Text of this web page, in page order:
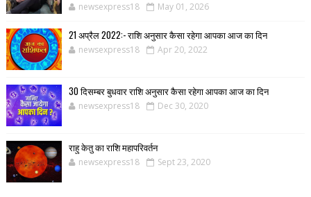
newsexpress18 May 01, 2026
21 अप्रैल 2022:- राशि अनुसार कैसा रहेगा आपका आज का दिन
newsexpress18 Apr 20, 2022
30 दिसम्बर बुधवार राशि अनुसार कैसा रहेगा आपका आज का दिन
newsexpress18 Dec 30, 2020
राहु केतु का राशि महापरिवर्तन
newsexpress18 Sept 23, 2020